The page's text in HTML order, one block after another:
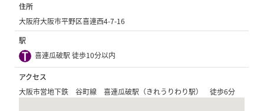
住所
大阪府大阪市平野区喜連西4-7-16
駅
喜連瓜破駅 徒歩10分以内
アクセス
大阪市営地下鉄 谷町線 喜連瓜破駅（きれうりわり駅） 徒歩6分